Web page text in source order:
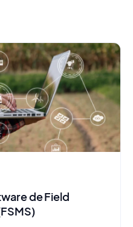
de Field